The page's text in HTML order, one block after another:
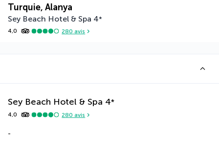
Turquie, Alanya
Sey Beach Hotel & Spa 4*
4,0 280 avis
Sey Beach Hotel & Spa 4*
4,0 280 avis
-